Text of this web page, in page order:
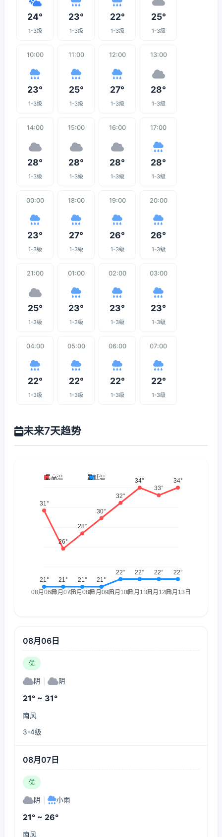
24°
1-3级
23°
1-3级
22°
1-3级
25°
1-3级
10:00
23°
1-3级
11:00
25°
1-3级
12:00
27°
1-3级
13:00
28°
1-3级
14:00
28°
1-3级
15:00
28°
1-3级
16:00
28°
1-3级
17:00
28°
1-3级
00:00
23°
1-3级
18:00
27°
1-3级
19:00
26°
1-3级
20:00
26°
1-3级
21:00
25°
1-3级
01:00
23°
1-3级
02:00
23°
1-3级
03:00
23°
1-3级
04:00
22°
1-3级
05:00
22°
1-3级
06:00
22°
1-3级
07:00
22°
1-3级
未来7天趋势
08月06日
优
阴 阴
21° ~ 31°
南风
3-4级
08月07日
优
阴 小雨
21° ~ 26°
南风